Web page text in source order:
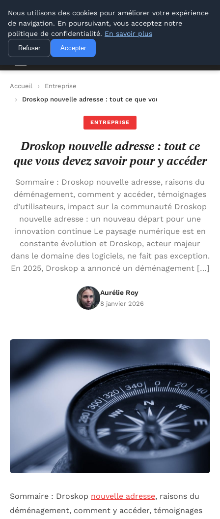
Lyon Photos
Lyon Photos
Accueil
Entreprise
Droskop nouvelle adresse : tout ce que vous devez savoir
ENTREPRISE
Droskop nouvelle adresse : tout ce
que vous devez savoir pour y accéder
Sommaire : Droskop nouvelle adresse, raisons du
déménagement, comment y accéder, témoignages
d’utilisateurs, impact sur la communauté Droskop
nouvelle adresse : un nouveau départ pour une
innovation continue Le paysage numérique est en
constante évolution et Droskop, acteur majeur
dans le domaine des logiciels, ne fait pas exception.
En 2025, Droskop a annoncé un déménagement […]
Aurélie Roy
8 janvier 2026
Sommaire : Droskop nouvelle adresse, raisons du
déménagement, comment y accéder, témoignages
Nous utilisons des cookies pour améliorer votre expérience
de navigation. En poursuivant, vous acceptez notre
politique de confidentialité. En savoir plus
Refuser Accepter